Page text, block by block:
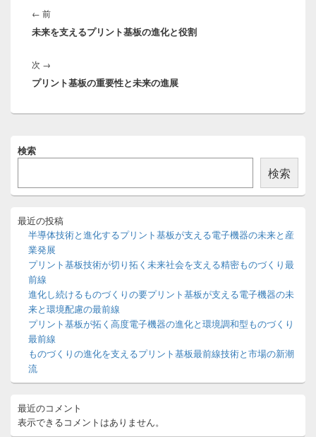
稿
ナ
ゲ
ー
シ
← 前前
の
未来を支えるプリント基板の進化と役割
次 →
の
稿:
プリント基板の重要性と未来の進展
イ
イ
バ
検索
検索
最近の投稿
半導体技術と進化するプリント基板が支える電子機器の未来と産
業発展
プリント基板技術が切り拓く未来社会を支える精密ものづくり最
前線
進化し続けるものづくりの要プリント基板が支える電子機器の未
来と環境配慮の最前線
プリント基板が拓く高度電子機器の進化と環境調和型ものづくり
最前線
ものづくりの進化を支えるプリント基板最前線技術と市場の新潮
流
最近のコメント
表示できるコメントはありません。